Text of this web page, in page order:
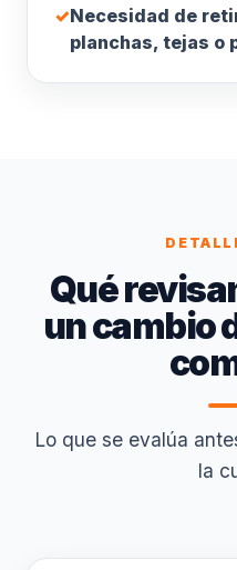
✓Necesidad de
planchas, tejas o
Qué
un cambio
Lo que se evalúa
la